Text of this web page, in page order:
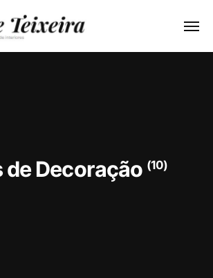
de Decoração (10)